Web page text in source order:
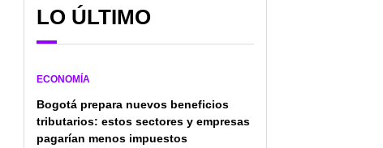
LO ÚLTIMO
ECONOMÍA
Bogotá prepara nuevos beneficios
tributarios: estos sectores y empresas
pagarían menos impuestos